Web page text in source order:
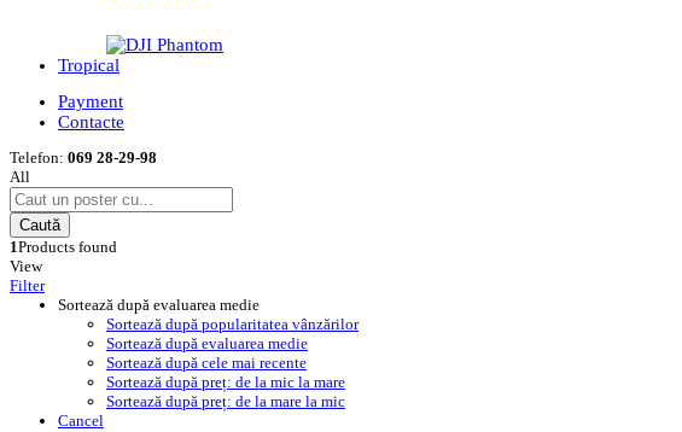
Tropical
Payment
Contacte
Telefon: 069 28-29-98
All
Caută
1Products found
View
Filter
Sortează după evaluarea medie
Sortează după popularitatea vânzărilor
Sortează după evaluarea medie
Sortează după cele mai recente
Sortează după preț: de la mic la mare
Sortează după preț: de la mare la mic
Cancel